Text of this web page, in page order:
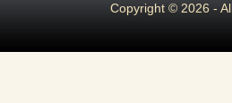
Copyright © 2026 -